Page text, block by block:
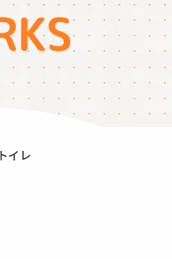
イレ